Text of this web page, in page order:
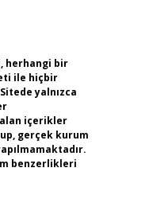
herhangi bir
ile hiçbir
yalnızca
alan içerikler
gerçek kurum
benzerlikleri